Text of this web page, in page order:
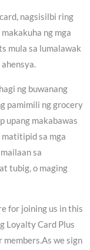
nagsisilbi ring
ng mga
mula sa lumalawak
ng buwanang
pamimili ng grocery
upang makabawas
sa mga
sa
tubig, o maging
for joining us in this
Loyalty Card Plus
we sign